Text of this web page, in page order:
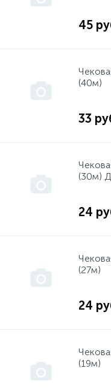
45
(40м)
33
(30м) Д
24
(27м)
24
(19м)
Все запчасти ТД АЕЗ
Газовые нагреватели
ДЕЛСОТ
Диффузион
Прочие
Степлеры, скобы
Ящики,касетницы,